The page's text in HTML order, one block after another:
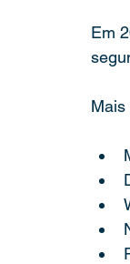
Em
Mais